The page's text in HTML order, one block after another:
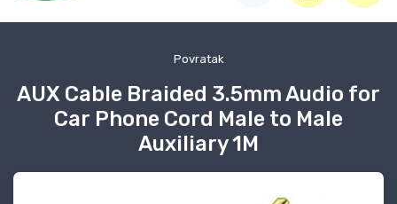
Povratak
AUX Cable Braided 3.5mm Audio for
Car Phone Cord Male to Male
Auxiliary 1M